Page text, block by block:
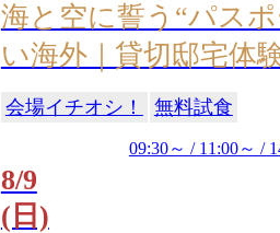
海と空に誓う“パス
い海外｜貸切邸宅体
会場イチオシ！ 無料試食
8/9
(日)
09:30～ / 11:00～ /